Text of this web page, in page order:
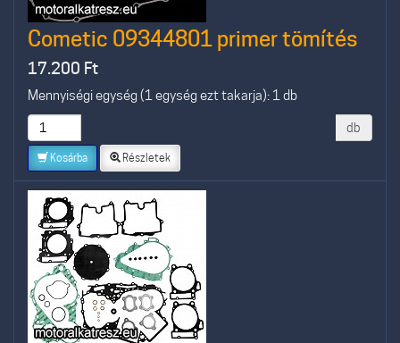
Cometic 09344801 primer tömítés
17.200 Ft
Mennyiségi egység (1 egység ezt takarja): 1 db
db
Kosárba Részletek